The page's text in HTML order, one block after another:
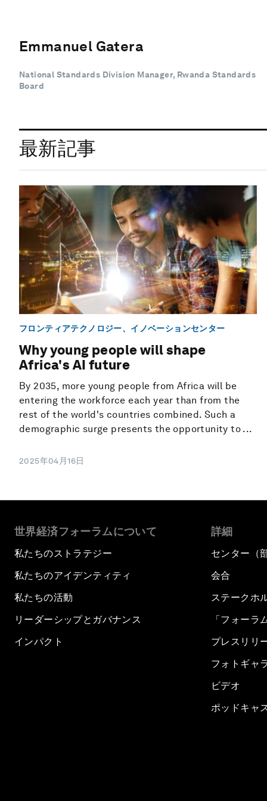
Emmanuel Gatera
National Standards Division Manager, Rwanda Standards
Board
最新記事
フロンティアテクノロジー、イノベーションセンター
Why young people will shape
Africa's AI future
By 2035, more young people from Africa will be
entering the workforce each year than from the
rest of the world's countries combined. Such a
demographic surge presents the opportunity to ...
2025年04月16日
世界経済フォーラムについて
私たちのストラテジー
私たちのアイデンティティ
私たちの活動
リーダーシップとガバナンス
インパクト
詳細
センター（
会合
ステークホ
「フォーラ
プレスリリ
フォトギャ
ビデオ
ポッドキャ